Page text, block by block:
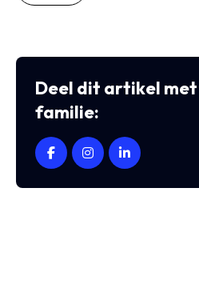
Deel dit artikel
familie: